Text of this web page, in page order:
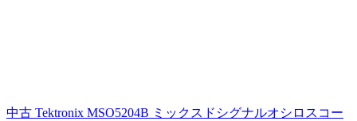
中古 Tektronix MSO5204B ミックスドシグナルオシロスコー